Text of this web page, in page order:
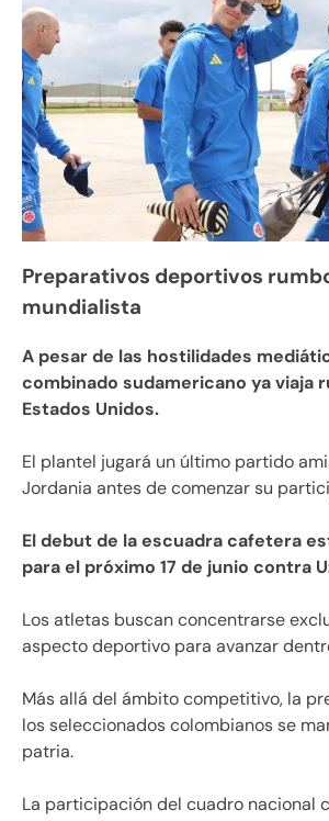
Preparativos deportivos
mundialista
A pesar de las hostilidades
combinado sudamericano ya viaja
Estados Unidos.
El plantel jugará un último partido
Jordania antes de comenzar su
El debut de la escuadra cafetera
para el próximo 17 de junio contra
Los atletas buscan concentrarse
aspecto deportivo para avanzar
Más allá del ámbito competitivo, la
los seleccionados colombianos se
patria.
La participación del cuadro nacional